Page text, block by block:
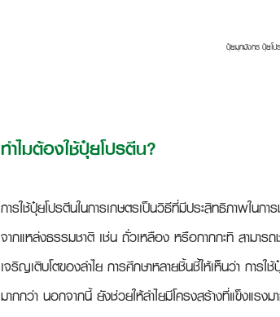
ปุ๋ยมุกมังกร ปุ๋ยโ
ทำไมต้องใช้ปุ๋ยโปรตีน?
การใช้ปุ๋ยโปรตีนในการเกษตรเป็นวิธีที่มีประสิทธิภาพใ
จากแหล่งธรรมชาติ เช่น ถั่วเหลือง หรือกากกะทิ สามาร
เจริญเติบโตของลำไย การศึกษาหลายชิ้นชี้ให้เห็นว่า กา
มากกว่า นอกจากนี้ ยังช่วยให้ลำไยมีโครงสร้างที่แข็งแรง